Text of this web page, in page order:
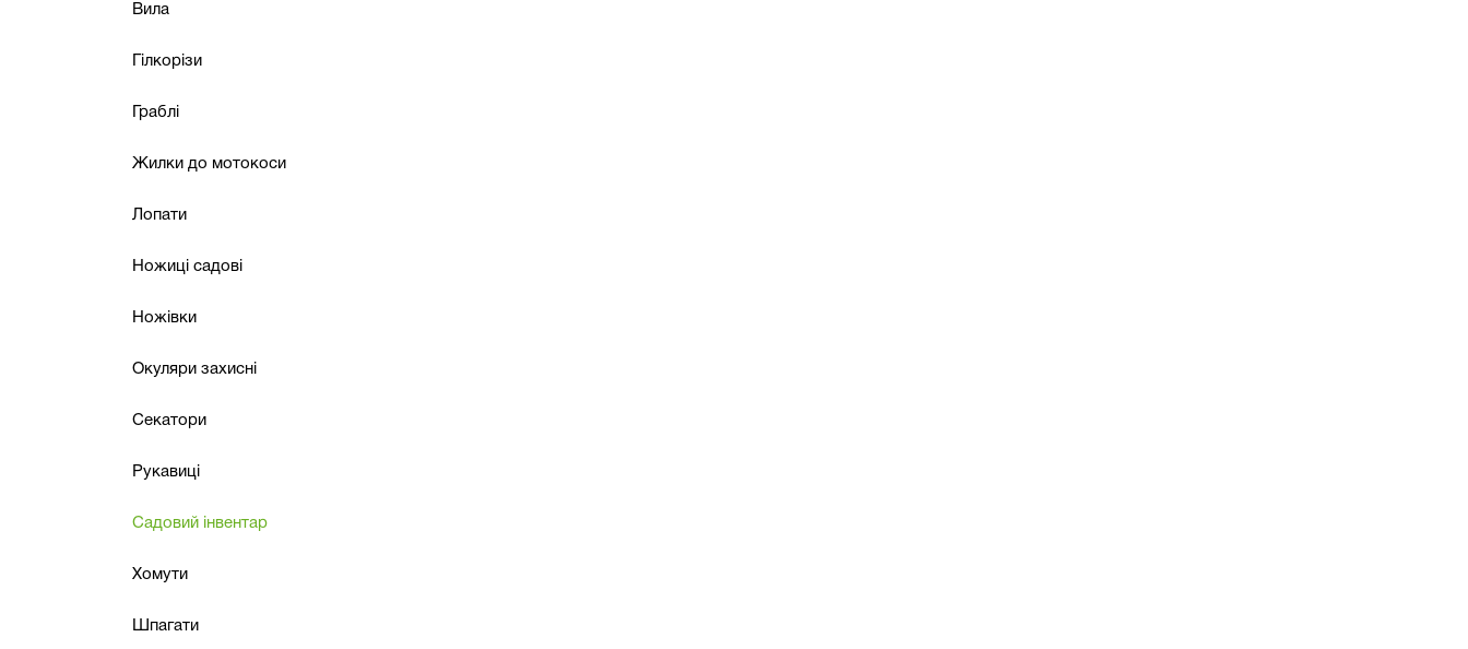
Вила
Гілкорізи
Граблі
Жилки до мотокоси
Лопати
Ножиці садові
Ножівки
Окуляри захисні
Секатори
Рукавиці
Садовий інвентар
Хомути
Шпагати